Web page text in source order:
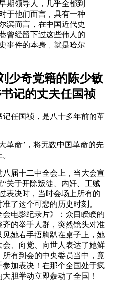
期领导人，几乎全都到
于他们而言，具有一种
滨而言，在中国近代史
曾经留下过这些伟人的
事件的本身，就是哈尔
少奇党籍的陈少敏
记的丈夫任国祯
任国祯，是八十多年前的革
革命”，将无数中国革命的先
八届十二中全会上，当大会宣
关于开除叛徒、内奸、工贼
表决时，当时会场上所有的
了这个可悲的历史时刻。
会电影纪录片》：众目睽睽的
的举手人群，突然镜头对准
她右手捂胸趴在桌子上，她
、向党、向世人表达了她鲜
有到会的中央委员当中，竟
加表决！在那个全国处于疯
胆举动立即轰动了全国！